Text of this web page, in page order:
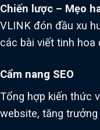
Chiến lược – Mẹo
VLINK đón đầu xu
các bài viết tinh
Cẩm nang SEO
Tổng hợp kiến thức
website, tăng trưởng